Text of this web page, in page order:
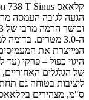
ה-3.0 מטרים. בדומה למעמיסים בגודל זה מבית
של הגלגלים
ס"מ, מצהירים